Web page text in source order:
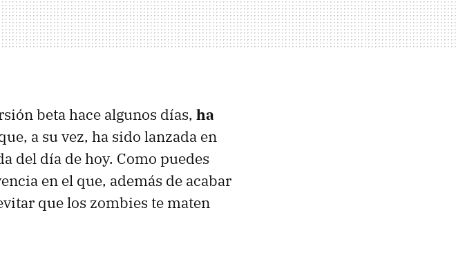
beta hace algunos días, ha
a su vez, ha sido lanzada en
del día de hoy. Como puedes
en el que, además de acabar
que los zombies te maten